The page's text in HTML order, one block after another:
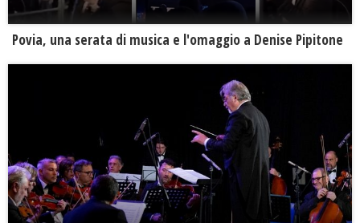
Povia, una serata di musica e l'omaggio a Denise Pipitone